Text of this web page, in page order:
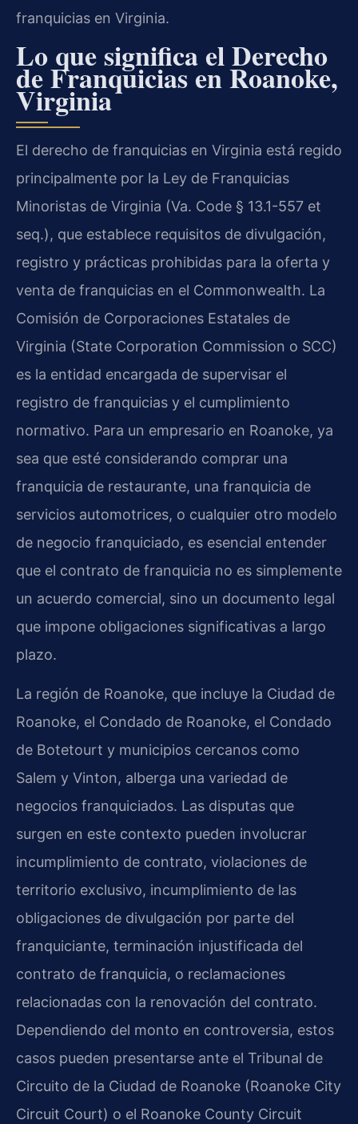
franquicias en Virginia.
Lo que significa el Derecho
de Franquicias en Roanoke,
Virginia
El derecho de franquicias en Virginia está regido
principalmente por la Ley de Franquicias
Minoristas de Virginia (Va. Code § 13.1-557 et
seq.), que establece requisitos de divulgación,
registro y prácticas prohibidas para la oferta y
venta de franquicias en el Commonwealth. La
Comisión de Corporaciones Estatales de
Virginia (State Corporation Commission o SCC)
es la entidad encargada de supervisar el
registro de franquicias y el cumplimiento
normativo. Para un empresario en Roanoke, ya
sea que esté considerando comprar una
franquicia de restaurante, una franquicia de
servicios automotrices, o cualquier otro modelo
de negocio franquiciado, es esencial entender
que el contrato de franquicia no es simplemente
un acuerdo comercial, sino un documento legal
que impone obligaciones significativas a largo
plazo.
La región de Roanoke, que incluye la Ciudad de
Roanoke, el Condado de Roanoke, el Condado
de Botetourt y municipios cercanos como
Salem y Vinton, alberga una variedad de
negocios franquiciados. Las disputas que
surgen en este contexto pueden involucrar
incumplimiento de contrato, violaciones de
territorio exclusivo, incumplimiento de las
obligaciones de divulgación por parte del
franquiciante, terminación injustificada del
contrato de franquicia, o reclamaciones
relacionadas con la renovación del contrato.
Dependiendo del monto en controversia, estos
casos pueden presentarse ante el Tribunal de
Circuito de la Ciudad de Roanoke (Roanoke City
Circuit Court) o el Roanoke County Circuit